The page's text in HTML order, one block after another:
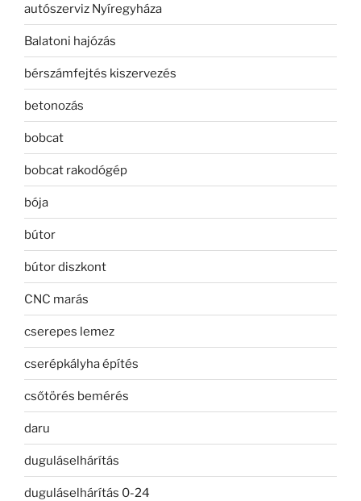
autószerviz Nyíregyháza
Balatoni hajózás
bérszámfejtés kiszervezés
betonozás
bobcat
bobcat rakodógép
bója
bútor
bútor diszkont
CNC marás
cserepes lemez
cserépkályha építés
csőtörés bemérés
daru
duguláselhárítás
duguláselhárítás 0-24